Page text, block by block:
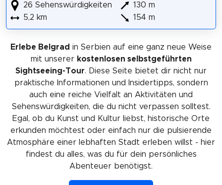
26 Sehenswürdigkeiten
5,2 km
130 m
154 m
Erlebe Belgrad in Serbien auf eine ganz neue Weise
mit unserer kostenlosen selbstgeführten
Sightseeing-Tour. Diese Seite bietet dir nicht nur
praktische Informationen und Insidertipps, sondern
auch eine reiche Vielfalt an Aktivitäten und
Sehenswürdigkeiten, die du nicht verpassen solltest.
Egal, ob du Kunst und Kultur liebst, historische Orte
erkunden möchtest oder einfach nur die pulsierende
Atmosphäre einer lebhaften Stadt erleben willst - hier
findest du alles, was du für dein persönliches
Abenteuer benötigst.